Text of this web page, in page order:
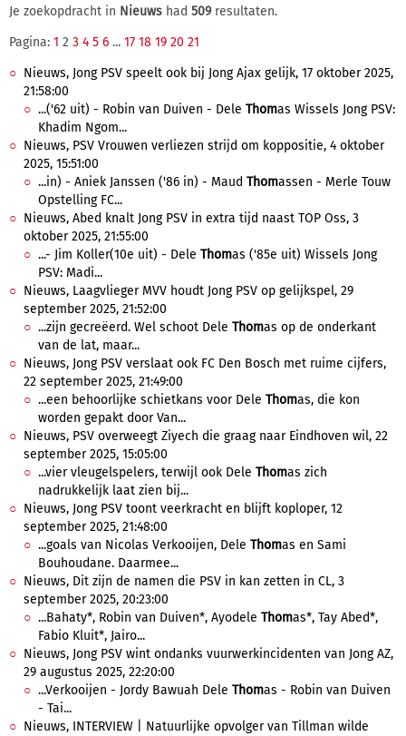
Je zoekopdracht in Nieuws had 509resultaten.
Pagina: 1 2 3 4 5 6 ... 17 18 19 20 21
Nieuws, Jong PSV speelt ook bij Jong Ajax gelijk, 17 oktober 2025,
21:58:00
...('62 uit) - Robin van Duiven - Dele Thomas Wissels Jong PSV:
Khadim Ngom...
Nieuws, PSV Vrouwen verliezen strijd om koppositie, 4 oktober
2025, 15:51:00
...in) - Aniek Janssen ('86 in) - Maud Thomassen - Merle Touw
Opstelling FC...
Nieuws, Abed knalt Jong PSV in extra tijd naast TOP Oss, 3
oktober 2025, 21:55:00
...- Jim Koller(10e uit) - Dele Thomas ('85e uit) Wissels Jong
PSV: Madi...
Nieuws, Laagvlieger MVV houdt Jong PSV op gelijkspel, 29
september 2025, 21:52:00
...zijn gecreëerd. Wel schoot Dele Thomas op de onderkant
van de lat, maar...
Nieuws, Jong PSV verslaat ook FC Den Bosch met ruime cijfers,
22 september 2025, 21:49:00
...een behoorlijke schietkans voor Dele Thomas, die kon
worden gepakt door Van...
Nieuws, PSV overweegt Ziyech die graag naar Eindhoven wil, 22
september 2025, 15:05:00
...vier vleugelspelers, terwijl ook Dele Thomas zich
nadrukkelijk laat zien bij...
Nieuws, Jong PSV toont veerkracht en blijft koploper, 12
september 2025, 21:48:00
...goals van Nicolas Verkooijen, Dele Thomas en Sami
Bouhoudane. Daarmee...
Nieuws, Dit zijn de namen die PSV in kan zetten in CL, 3
september 2025, 20:23:00
...Bahaty*, Robin van Duiven*, Ayodele Thomas*, Tay Abed*,
Fabio Kluit*, Jairo...
Nieuws, Jong PSV wint ondanks vuurwerkincidenten van Jong AZ,
29 augustus 2025, 22:20:00
...Verkooijen - Jordy Bawuah Dele Thomas - Robin van Duiven
- Tai...
Nieuws, INTERVIEW | Natuurlijke opvolger van Tillman wilde